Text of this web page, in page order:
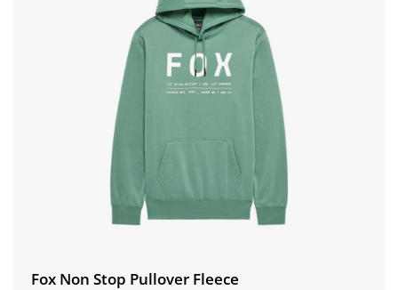
Fox Non Stop Pullover Fleece